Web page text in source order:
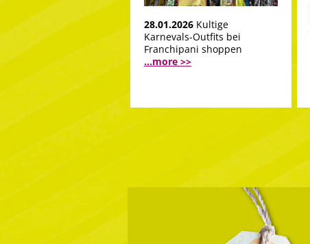
28.01.2026 Kultige
Karnevals-Outfits bei
Franchipani shoppen
...more >>